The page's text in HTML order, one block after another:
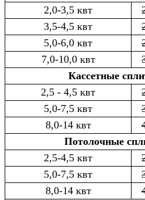
2,0-3,5 квт
3,5-4,5 квт
5,0-6,0 квт
7,0-10,0 квт
Кассетные
2,5 - 4,5 квт
5,0-7,5 квт
8,0-14 квт
Потолочные
2,5-4,5 квт
5,0-7,5 квт
8,0-14 квт